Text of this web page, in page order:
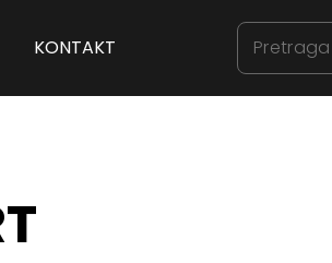
KONTAKT